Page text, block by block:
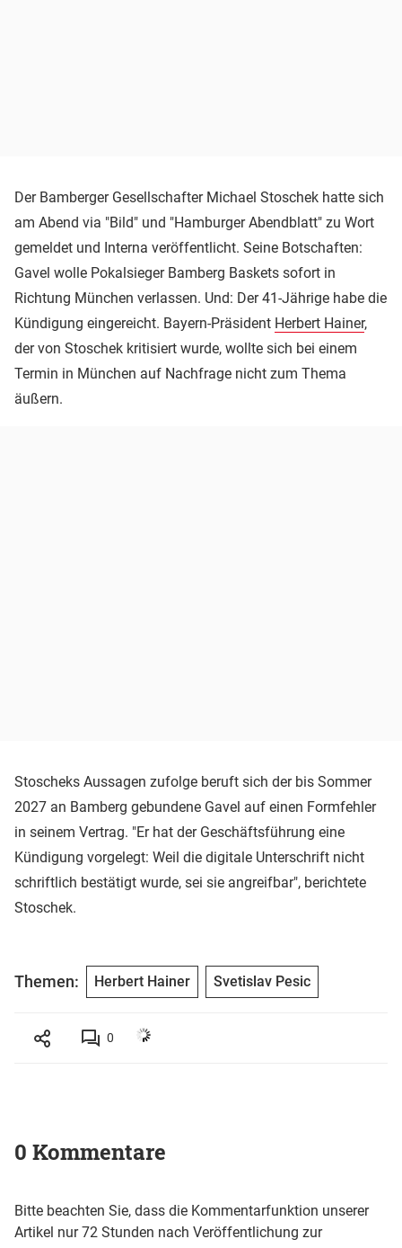
Der Bamberger Gesellschafter Michael Stoschek hatte sich
am Abend via "Bild" und "Hamburger Abendblatt" zu Wort
gemeldet und Interna veröffentlicht. Seine Botschaften:
Gavel wolle Pokalsieger Bamberg Baskets sofort in
Richtung München verlassen. Und: Der 41-Jährige habe die
Kündigung eingereicht. Bayern-Präsident Herbert Hainer,
der von Stoschek kritisiert wurde, wollte sich bei einem
Termin in München auf Nachfrage nicht zum Thema
äußern.
Stoscheks Aussagen zufolge beruft sich der bis Sommer
2027 an Bamberg gebundene Gavel auf einen Formfehler
in seinem Vertrag. "Er hat der Geschäftsführung eine
Kündigung vorgelegt: Weil die digitale Unterschrift nicht
schriftlich bestätigt wurde, sei sie angreifbar", berichtete
Stoschek.
Themen: Herbert Hainer Svetislav Pesic
0
0 Kommentare
Bitte beachten Sie, dass die Kommentarfunktion unserer
Artikel nur 72 Stunden nach Veröffentlichung zur